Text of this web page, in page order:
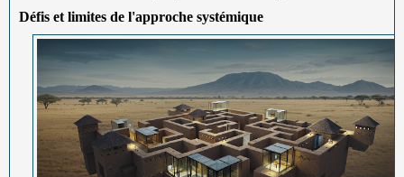
Défis et limites de l'approche systémique